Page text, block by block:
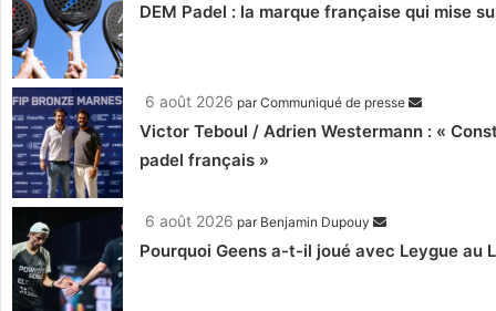
DEM Padel : la marque française qui mise
6 août 2026 parCommuniqué de presse
Victor Teboul / Adrien Westermann : «
padel français »
6 août 2026 par Benjamin Dupouy
Pourquoi Geens a-t-il joué avec Leygue au